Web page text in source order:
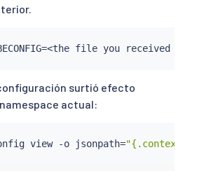
=<the file you received or
surtió efecto
actual:
view -o jsonpath=